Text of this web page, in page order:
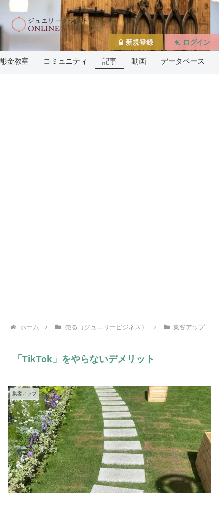
金教室 コミュニティ 記事 動画 データベース
ホーム 売る（ジュエリービジネス） 集客アップ
「TikTok」をやらないデメリット
集客アップ
新規登録 ログイン